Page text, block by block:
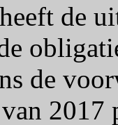
de
de